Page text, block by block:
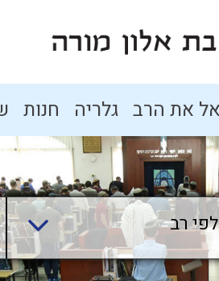
את הרב גלריה חנות
רב